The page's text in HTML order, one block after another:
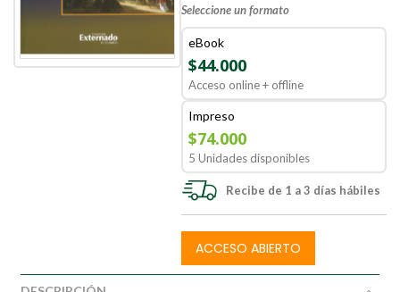
Seleccione un formato
eBook
$44.000
Acceso online + offline
Impreso
$74.000
5 Unidades disponibles
Recibe de 1 a 3 días hábiles
ACCESO ABIERTO